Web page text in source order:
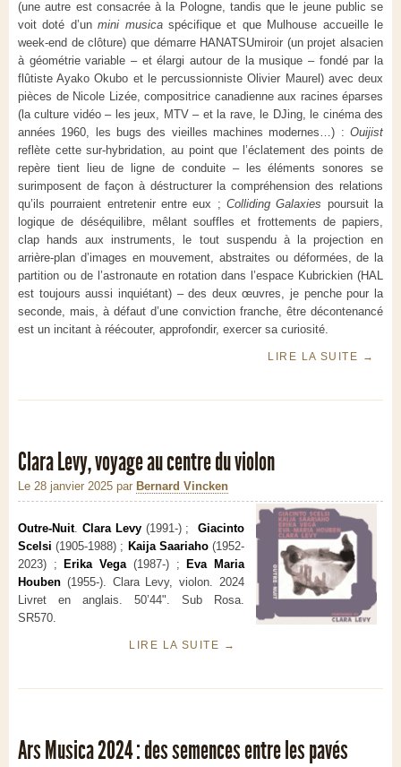
(une autre est consacrée à la Pologne, tandis que le jeune public se
voit doté d’unmini musicaspécifique et que Mulhouse accueille le
week-end de clôture) que démarre HANATSUmiroir (un projet alsacien
à géométrie variable – et élargi autour de la musique – fondé par la
flûtiste Ayako Okubo et le percussionniste Olivier Maurel) avec deux
pièces de Nicole Lizée, compositrice canadienne aux racines éparses
(la culture vidéo – les jeux, MTV – et la rave, le DJing, le cinéma des
années 1960, les bugs des vieilles machines modernes…) : Ouijist
reflète cette sur-hybridation, au point que l’éclatement des points de
repère tient lieu de ligne de conduite – les éléments sonores se
surimposent de façon à déstructurer la compréhension des relations
qu’ils pourraient entretenir entre eux ; Colliding Galaxies poursuit la
logique de déséquilibre, mêlant souffles et frottements de papiers,
clap hands aux instruments, le tout suspendu à la projection en
arrière-plan d’images en mouvement, abstraites ou déformées, de la
partition ou de l’astronaute en rotation dans l’espace Kubrickien (HAL
est toujours aussi inquiétant) – des deux œuvres, je penche pour la
seconde, mais, à défaut d’une conviction franche, être décontenancé
est un incitant à réécouter, approfondir, exercer sa curiosité.
LIRE LA SUITE →
Clara Levy, voyage au centre du violon
Le 28 janvier 2025 par Bernard Vincken
Outre​-​Nuit. Clara Levy(1991-) ;
Giacinto
Scelsi (1905-1988) ; Kaija Saariaho(1952-
2023) ;
Erika Vega(1987-) ;
Eva Maria
Houben (1955-). Clara Levy, violon. 2024
Livret en anglais. 50’44". Sub Rosa.
SR570.
LIRE LA SUITE →
Ars Musica 2024 : des semences entre les pavés